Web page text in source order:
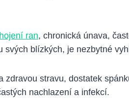
ran, chronická únava,
blízkých, je nezbytné
stravu, dostatek
nachlazení a infekcí.